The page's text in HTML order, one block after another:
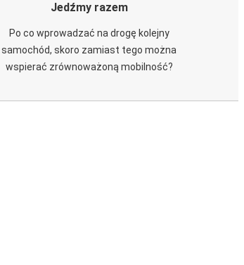
Jedźmy razem
Po co wprowadzać na drogę kolejny
samochód, skoro zamiast tego można
wspierać zrównoważoną mobilność?